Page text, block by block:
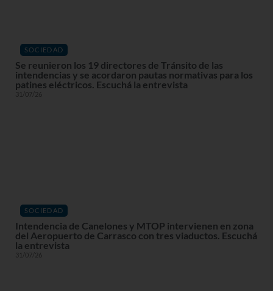
SOCIEDAD
Se reunieron los 19 directores de Tránsito de las
intendencias y se acordaron pautas normativas para los
patines eléctricos. Escuchá la entrevista
31/07/26
SOCIEDAD
Intendencia de Canelones y MTOP intervienen en zona
del Aeropuerto de Carrasco con tres viaductos. Escuchá
la entrevista
31/07/26